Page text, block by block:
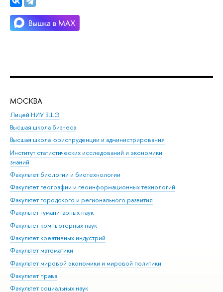
МОСКВА
Лицей НИУ ВШЭ
Высшая школа бизнеса
Высшая школа юриспруденции и администрирования
Институт статистических исследований и экономики
знаний
Факультет биологии и биотехнологии
Факультет географии и геоинформационных технологий
Факультет городского и регионального развития
Факультет гуманитарных наук
Факультет компьютерных наук
Факультет креативных индустрий
Факультет математики
Факультет мировой экономики и мировой политики
Факультет права
Факультет социальных наук